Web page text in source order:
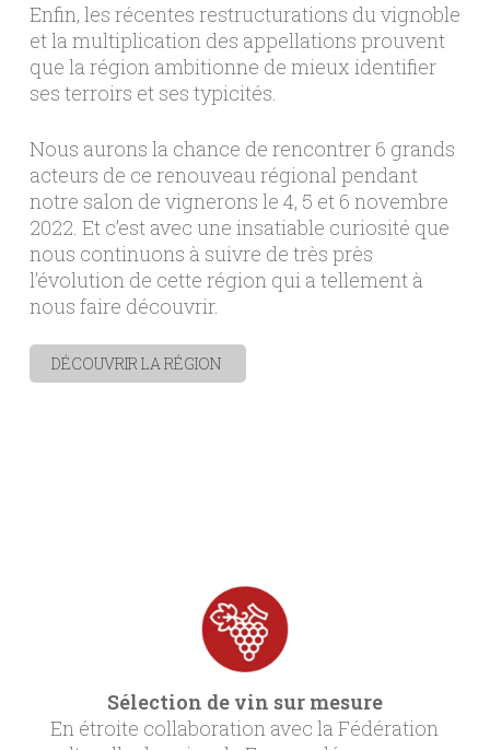
Enfin, les récentes restructurations du vignoble
et la multiplication des appellations prouvent
que la région ambitionne de mieux identifier
ses terroirs et ses typicités.
Nous aurons la chance de rencontrer 6 grands
acteurs de ce renouveau régional pendant
notre salon de vignerons le 4, 5 et 6 novembre
2022. Et c’est avec une insatiable curiosité que
nous continuons à suivre de très près
l’évolution de cette région qui a tellement à
nous faire découvrir.
DÉCOUVRIR LA RÉGION
Sélection de vin sur mesure
En étroite collaboration avec la Fédération